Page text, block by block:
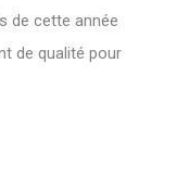
de cette année
de qualité pour